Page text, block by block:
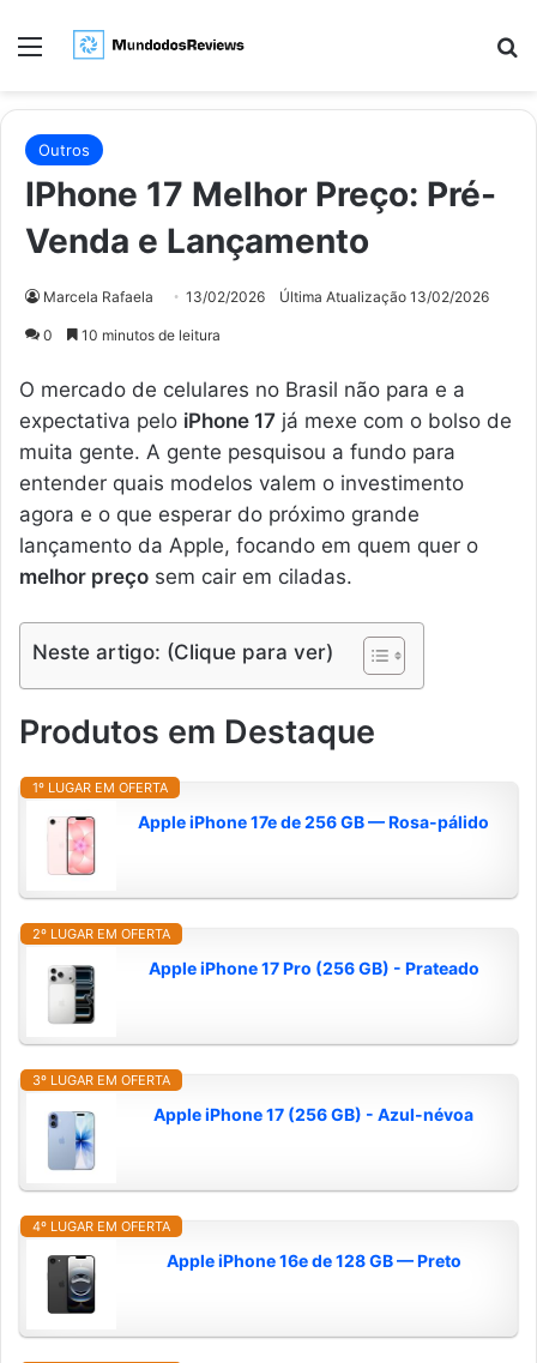
Menu
Outros
IPhone 17 Melhor Preço: Pré-
Venda e Lançamento
Marcela Rafaela 13/02/2026 Última Atualização 13/02/2026
0 10 minutos de leitura
O mercado de celulares no Brasil não para e a
expectativa pelo iPhone 17 já mexe com o bolso de
muita gente. A gente pesquisou a fundo para
entender quais modelos valem o investimento
agora e o que esperar do próximo grande
lançamento da Apple, focando em quem quer o
melhor preço sem cair em ciladas.
Neste artigo: (Clique para ver)
Produtos em Destaque
1º LUGAR EM OFERTA
Apple iPhone 17e de 256 GB — Rosa-pálido
2º LUGAR EM OFERTA
Apple iPhone 17 Pro (256 GB) - Prateado
3º LUGAR EM OFERTA
Apple iPhone 17 (256 GB) - Azul-névoa
4º LUGAR EM OFERTA
Apple iPhone 16e de 128 GB — Preto